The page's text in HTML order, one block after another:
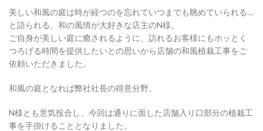
美しい和風の庭は時が経つのを忘れていつまでも眺めていられる…
と語られる、和の風情が大好きな店主のN様。
ご自身が美しい庭に癒されるように、訪れるお客様にもホッとく
つろげる時間を提供したいとの思いから店舗の和風植栽工事をご
依頼いただきました。
和風の庭となれば弊社社長の得意分野。
N様とも意気投合し、今回は通りに面した店舗入り口部分の植栽工
事を手掛けることとなりました。